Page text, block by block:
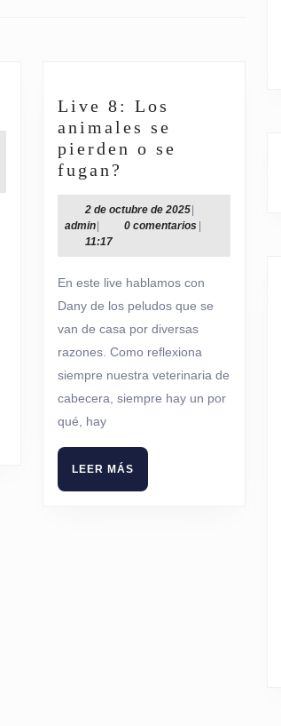
Live 8: Los
animales se
pierden o se
fugan?
8:
Los
animales
se
pierden
se
fugan?
2 de octubre de 20252
de
de
adminadmin0 comentarios
11:17
En este live hablamos con
Dany de los peludos que se
van de casa por diversas
razones. Como reflexiona
siempre nuestra veterinaria de
cabecera, siempre hay un por
qué, hay
LEER MÁSLEER
MÁS